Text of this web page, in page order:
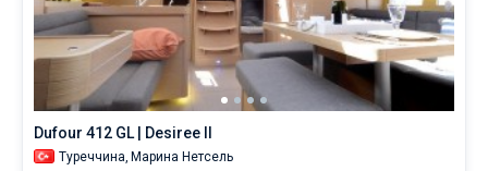
Dufour 412 GL | Desiree II
Туреччина, Марина Нетсель